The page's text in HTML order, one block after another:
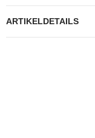
ARTIKELDETAILS